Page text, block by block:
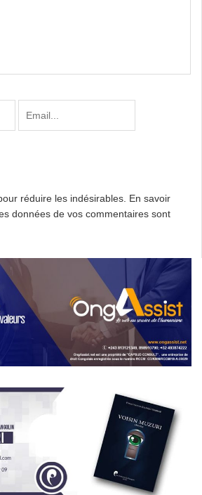
réduire les indésirables. En savoir
données de vos commentaires sont